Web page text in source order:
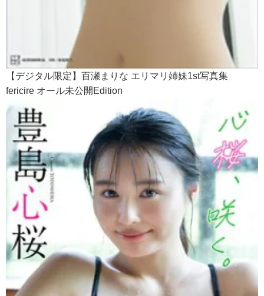
【デジタル限定】百瀬まりな エリマリ姉妹1st写真集
fericire オール未公開Edition